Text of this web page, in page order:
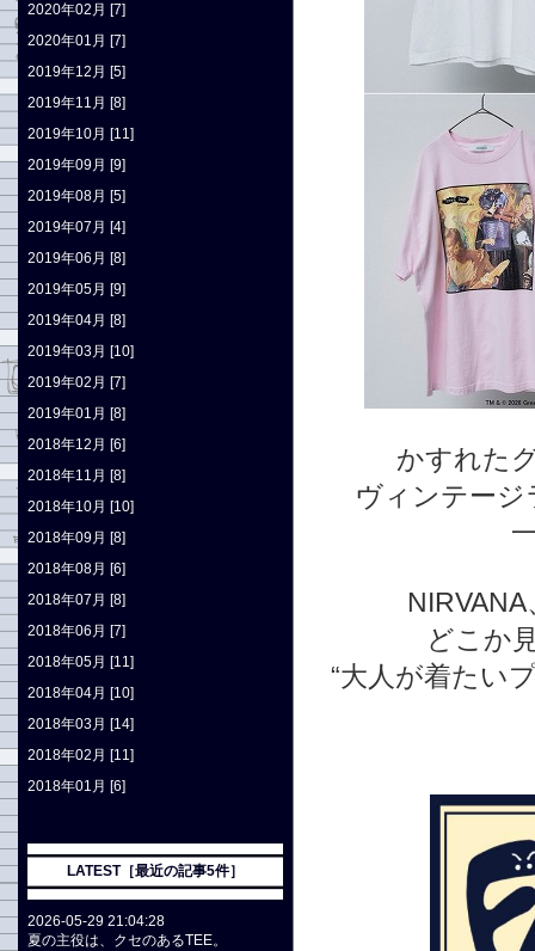
かすれた
ヴィンテー
どこか
“大人が着たい
2020年02月 [7]
2020年01月 [7]
2019年12月 [5]
2019年11月 [8]
2019年10月 [11]
2019年09月 [9]
2019年08月 [5]
2019年07月 [4]
2019年06月 [8]
2019年05月 [9]
2019年04月 [8]
2019年03月 [10]
2019年02月 [7]
2019年01月 [8]
2018年12月 [6]
2018年11月 [8]
2018年10月 [10]
2018年09月 [8]
2018年08月 [6]
2018年07月 [8]
2018年06月 [7]
2018年05月 [11]
2018年04月 [10]
2018年03月 [14]
2018年02月 [11]
2018年01月 [6]
LATEST［最近の記事5件］
2026-05-29 21:04:28
夏の主役は、クセのあるTEE。